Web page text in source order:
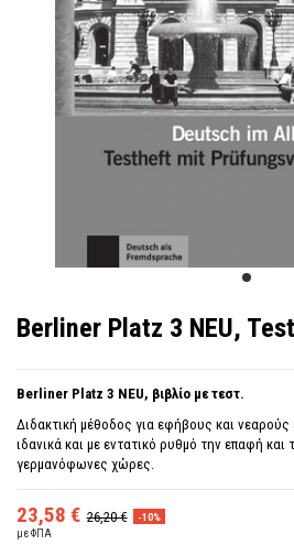
Berliner Platz 3 NEU,
Berliner Platz 3 NEU, βιβλίο με τεστ.
Διδακτική μέθοδος για εφήβους και νεαρούς
ιδανικά και με εντατικό ρυθμό την επαφή και
γερμανόφωνες χώρες.
23,58 € 26,20 € -10%
με ΦΠΑ